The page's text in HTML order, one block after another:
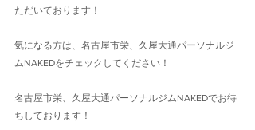
ただいております！
気になる方は、名古屋市栄、久屋大通パーソナルジ
ムNAKEDをチェックしてください！
名古屋市栄、久屋大通パーソナルジムNAKEDでお待
ちしております！